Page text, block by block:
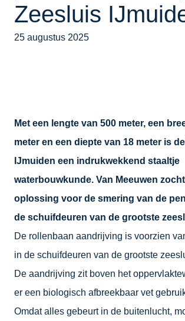
Zeesluis
25 augustus 2025
Met een lengte van 500 meter, een
meter en een diepte van 18 meter is
IJmuiden een indrukwekkend staaltje
waterbouwkunde. Van Meeuwen
oplossing voor de smering van de
de schuifdeuren van de grootste
De rollenbaan aandrijving is voorzien
in de schuifdeuren van de grootste
De aandrijving zit boven het
er een biologisch afbreekbaar vet
Omdat alles gebeurt in de buitenlucht,